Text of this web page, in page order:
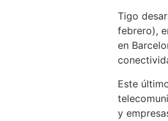
Tigo
febrero),
en
Este
y